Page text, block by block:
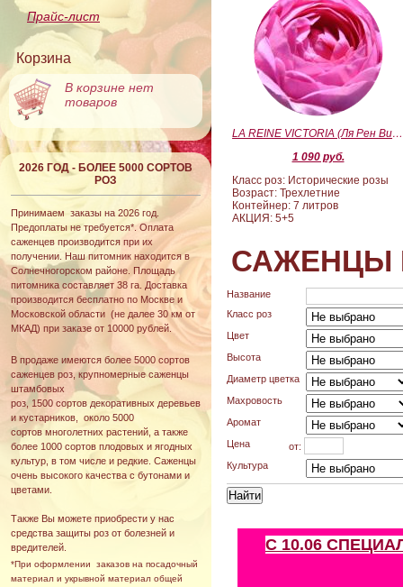
Прайс-лист
Корзина
В корзине нет
товаров
2026 ГОД - БОЛЕЕ 5000 СОРТОВ
РОЗ
Принимаем заказы на 2026 год.
Предоплаты не требуется*. Оплата
саженцев производится при их
получении. Наш питомник находится в
Солнечногорском районе. Площадь
питомника составляет 38 га. Доставка
производится бесплатно по Москве и
Московской области (не далее 30 км от
МКАД) при заказе от 10000 рублей.
В продаже имеются более 5000 сортов
саженцев роз, крупномерные саженцы
штамбовых
роз, 1500 сортов декоративных деревьев
и кустарников, около 5000
сортов многолетних растений, а также
более 1000 сортов плодовых и ягодных
культур, в том числе и редкие. Саженцы
очень высокого качества с бутонами и
цветами.
Также Вы можете приобрести у нас
средства защиты роз от болезней и
вредителей.
*При оформлении заказов на посадочный
материал и укрывной материал общей
LA REINE VICTORIA (Ля Рен Виктория)
1 090 руб.
Класс роз: Исторические розы
Возраст: Трехлетние
Контейнер: 7 литров
АКЦИЯ: 5+5
САЖЕНЦЫ
Название
Класс роз
Цвет
Высота
Диаметр цветка
Махровость
Аромат
Цена
от:
Культура
С 10.06